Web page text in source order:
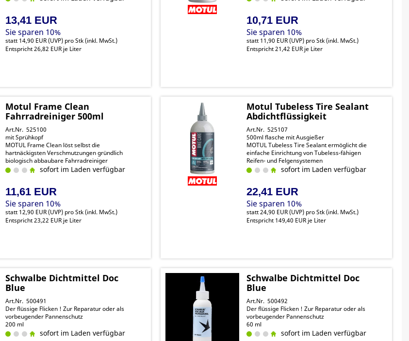
Chrom und Kunststoffe biologisch abbaubarer
13,41 EUR
Sie sparen 10%
statt 14,90 EUR(UVP) pro Stk (inkl. MwSt.)
Entspricht 26,82 EUR je Liter
Korrosion mit, beugt Feuchtigkeit und Festsitzen
10,71 EUR
Sie sparen 10%
statt 11,90 EUR(UVP) pro Stk (inkl. MwSt.)
Entspricht 21,42 EUR je Liter
Motul Frame Clean
Fahrradreiniger 500ml
Art.Nr. 525100
mit Sprühkopf
MOTUL Frame Clean löst selbst die
hartnäckigsten Verschmutzungen gründlich
biologisch abbaubare Fahrradreiniger
sofort im Laden verfügbar
11,61 EUR
Sie sparen 10%
statt 12,90 EUR(UVP) pro Stk (inkl. MwSt.)
Entspricht 23,22 EUR je Liter
Motul Tubeless Tire Sealant
Abdichtflüssigkeit
Art.Nr. 525107
500ml flasche mit Ausgießer
MOTUL Tubeless Tire Sealant ermöglicht die
einfache Einrichtung von Tubeless-fähigen
Reifen- und Felgensystemen
Die Dichtmilch kann kleine bis mittlere
Durchstiche effektiv und dauerhaft abdichten,
sofort im Laden verfügbar
22,41 EUR
Sie sparen 10%
statt24,90 EUR(UVP) pro Stk (inkl. MwSt.)
Entspricht 149,40 EUR je Liter
Schwalbe Dichtmittel Doc
Blue
Art.Nr. 500491
Der flüssige Flicken ! Zur Reparatur oder als
vorbeugender Pannenschutz
200 ml
sofort im Laden verfügbar
Schwalbe Dichtmittel Doc
Blue
Art.Nr. 500492
Der flüssige Flicken ! Zur Reparatur oder als
vorbeugender Pannenschutz
60 ml
sofort im Laden verfügbar